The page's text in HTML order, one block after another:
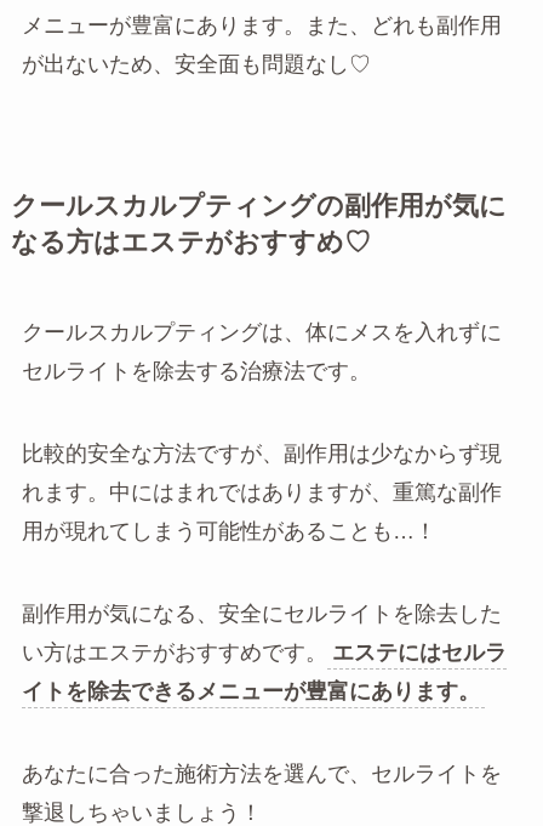
メニューが豊富にあります。また、どれも副作用
が出ないため、安全面も問題なし♡
クールスカルプティングの副作用が気に
なる方はエステがおすすめ♡
クールスカルプティングは、体にメスを入れずに
セルライトを除去する治療法です。
比較的安全な方法ですが、副作用は少なからず現
れます。中にはまれではありますが、重篤な副作
用が現れてしまう可能性があることも…！
副作用が気になる、安全にセルライトを除去した
い方はエステがおすすめです。
エステにはセルラ
イトを除去できるメニューが豊富にあります。
あなたに合った施術方法を選んで、セルライトを
撃退しちゃいましょう！